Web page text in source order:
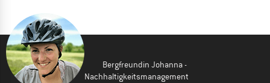
Bergfreundin Johanna -
Nachhaltigkeitsmanagement